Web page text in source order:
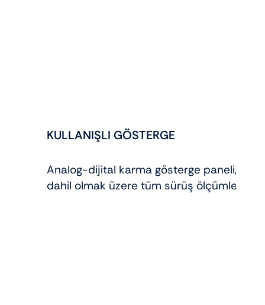
KULLANIŞLI GÖSTERGE
Analog-dijital karma gösterge paneli,
dahil olmak üzere tüm sürüş ölçümlerinizi